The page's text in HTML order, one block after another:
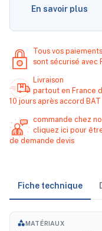
En savoir plus
Tous vos paiements
sont sécurisé avec
Livraison
partout en France
10 jours après accord BAT
commande chez
cliquez ici pour
de demande devis
Fiche technique
categoryMATÉRIAUX